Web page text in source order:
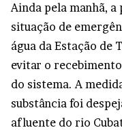
Ainda pela manhã,
situação de
água da Estação de
evitar o
do sistema. A
substância foi
afluente do rio